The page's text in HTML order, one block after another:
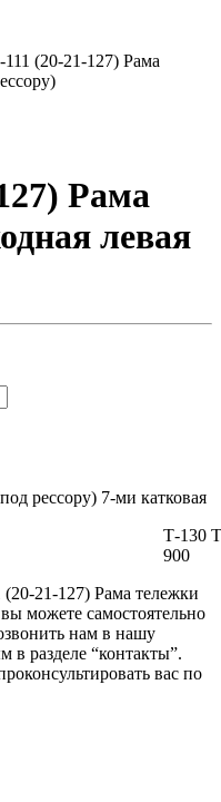
111 (20-21-127) Рама
Рама
левая
рессору) 7-ми катковая
Т-130
900
(20-21-127) Рама тележки
можете самостоятельно
нам в нашу
разделе “контакты”.
вас по